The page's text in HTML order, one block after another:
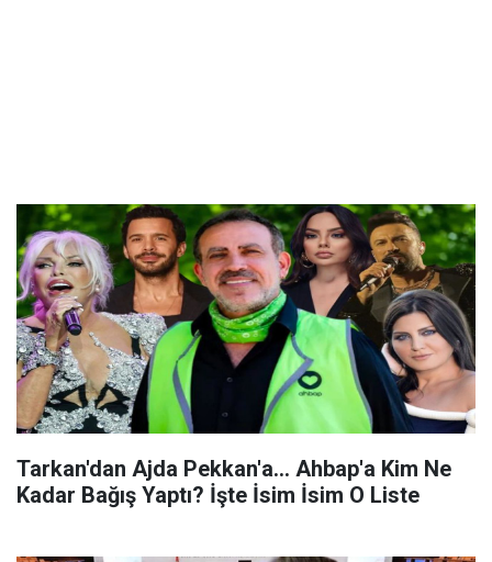
Tarkan'dan Ajda Pekkan'a... Ahbap'a Kim Ne
Kadar Bağış Yaptı? İşte İsim İsim O Liste